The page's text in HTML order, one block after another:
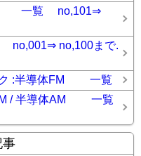
一覧 no,101⇒
no,001⇒ no,100まで.
ク :半導体FM 一覧
/ 半導体AM 一覧
事